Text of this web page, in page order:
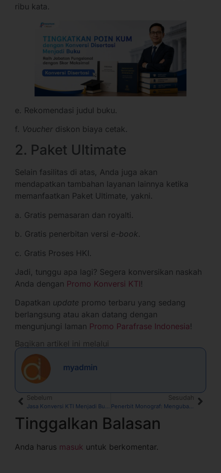
ribu kata.
e. Rekomendasi judul buku.
f. Voucher diskon biaya cetak.
2. Paket Ultimate
Selain fasilitas di atas, Anda juga akan
mendapatkan tambahan layanan lainnya ketika
memanfaatkan Paket Ultimate, yakni.
a. Gratis pemasaran dan royalti.
b. Gratis penerbitan versi e-book.
c. Gratis Proses HKI.
Jadi, tunggu apa lagi? Segera konversikan naskah
Anda dengan Promo Konversi KTI!
Dapatkan update promo terbaru yang sedang
berlangsung atau akan datang dengan
mengunjungi laman Promo Parafrase Indonesia!
Bagikan artikel ini melalui
myadmin
Sebelum Sesudah
Tinggalkan Balasan
Anda harus masuk untuk berkomentar.